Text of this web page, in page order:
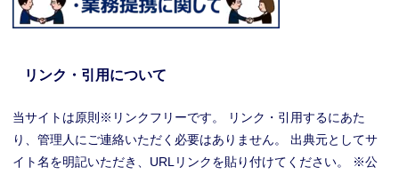
リンク・引用について
当サイトは原則※リンクフリーです。 リンク・引用するにあた
り、管理人にご連絡いただく必要はありません。 出典元としてサ
イト名を明記いただき、URLリンクを貼り付けてください。 ※公